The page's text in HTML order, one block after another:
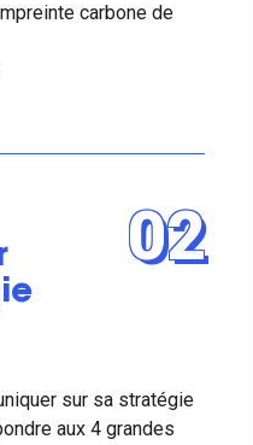
carbone de
02
sur sa stratégie
aux 4 grandes